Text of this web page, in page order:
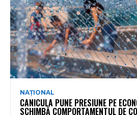
NAȚIONAL
CANICULA PUNE PRESIUNE PE
SCHIMBĂ COMPORTAMENTUL DE